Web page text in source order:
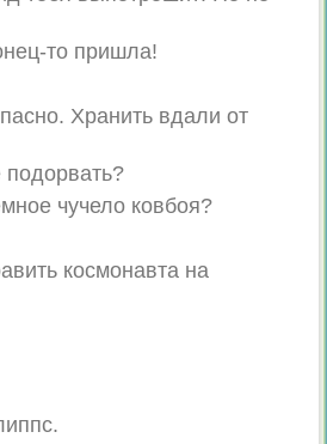
то пришла!
Хранить вдали от
чучело ковбоя?
космонавта на